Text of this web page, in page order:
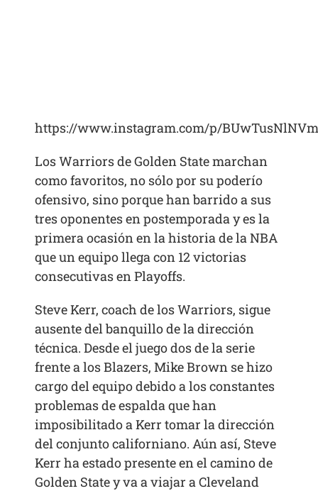
https://www.instagram.com/p/
Los Warriors de Golden State marchan
como favoritos, no sólo por su poderío
ofensivo, sino porque han barrido a sus
tres oponentes en postemporada y es la
primera ocasión en la historia de la NBA
que un equipo llega con 12 victorias
consecutivas en Playoffs.
Steve Kerr, coach de los Warriors, sigue
ausente del banquillo de la dirección
técnica. Desde el juego dos de la serie
frente a los Blazers, Mike Brown se hizo
cargo del equipo debido a los constantes
problemas de espalda que han
imposibilitado a Kerr tomar la dirección
del conjunto californiano. Aún así, Steve
Kerr ha estado presente en el camino de
Golden State y va a viajar a Cleveland